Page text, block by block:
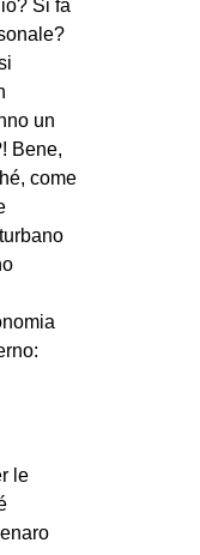
Si fa
un
Bene,
come
le